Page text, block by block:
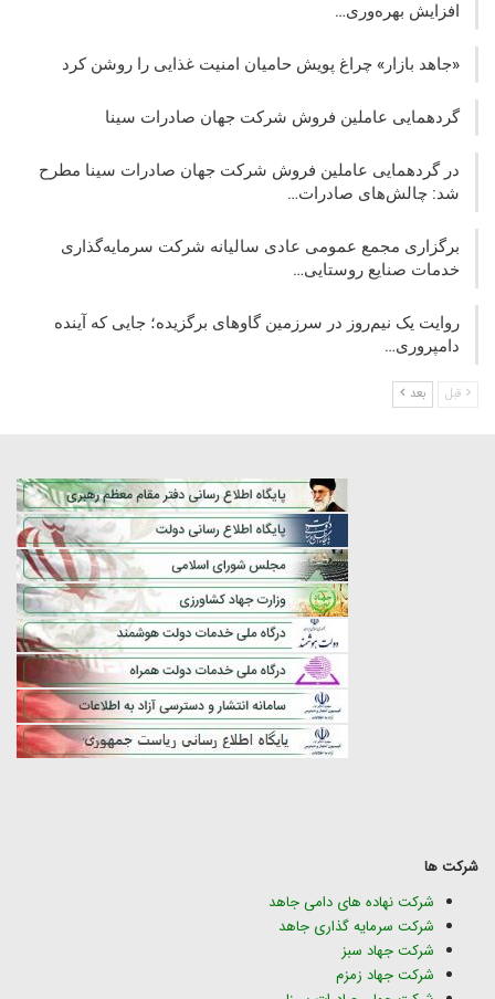
افزایش بهره‌وری…
«جاهد بازار» چراغ پویش حامیان امنیت غذایی را روشن کرد
گردهمایی عاملین فروش شرکت جهان صادرات سینا
در گردهمایی عاملین فروش شرکت جهان صادرات سینا مطرح
شد: چالش‌های صادرات…
برگزاری مجمع عمومی عادی سالیانه شرکت سرمایه‌گذاری
خدمات صنایع روستایی…
روایت یک نیم‌روز در سرزمین گاوهای برگزیده؛ جایی که آینده
دامپروری…
قبل بعد
شرکت ها
شرکت نهاده های دامی جاهد
شرکت سرمایه گذاری جاهد
شرکت جهاد سبز
شرکت جهاد زمزم